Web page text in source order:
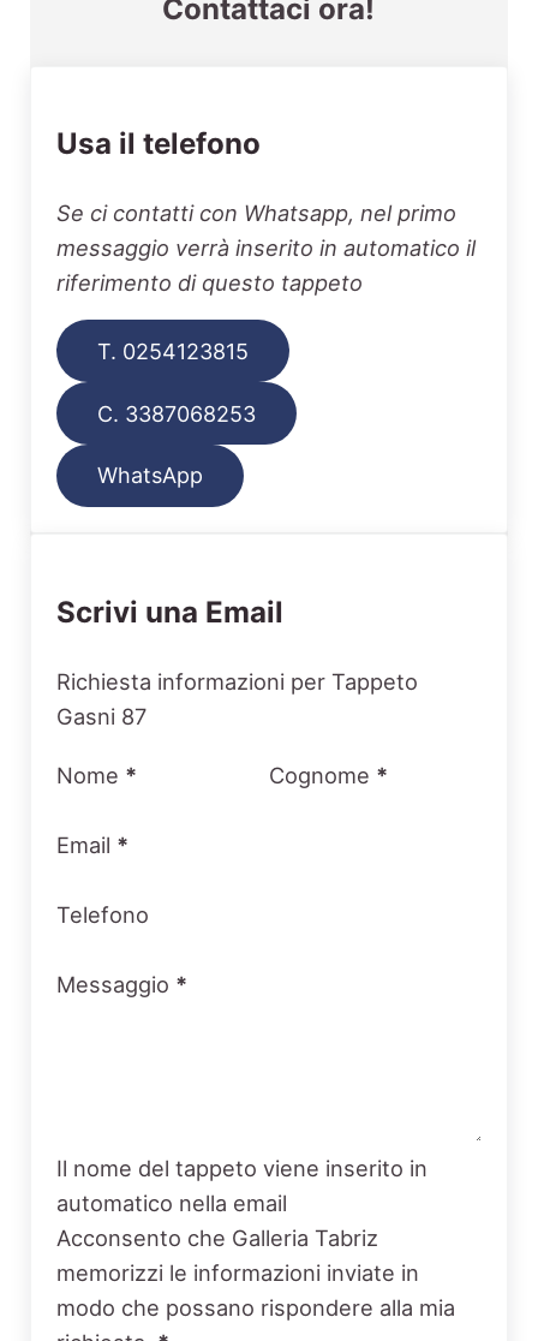
Contattaci ora!
Usa il telefono
Se ci contatti con Whatsapp, nel primo
messaggio verrà inserito in automatico il
riferimento di questo tappeto
T. 0254123815
C. 3387068253
WhatsApp
Scrivi una Email
Section
Richiesta informazioni per Tappeto
Gasni 87
Nome * Cognome *
Email *
Telefono
Messaggio *
Il nome del tappeto viene inserito in
automatico nella email
Acconsento che Galleria Tabriz
memorizzi le informazioni inviate in
modo che possano rispondere alla mia